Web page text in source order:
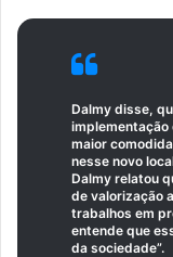
Dalmy disse,
implementação
maior
nesse novo
Dalmy relatou
de valorização
trabalhos em
entende que
da sociedade”.